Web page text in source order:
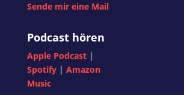
Sende mir eine Mail
Podcast hören
Apple Podcast|
Spotify | Amazon
Music